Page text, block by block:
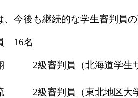
、今後も継続的な学生審判員
16名
2級審判員（北海道学生サ
2級審判員（東北地区大